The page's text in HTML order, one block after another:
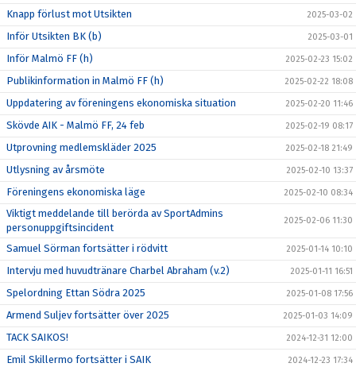
Knapp förlust mot Utsikten 2025-03-02
Inför Utsikten BK (b) 2025-03-01
Inför Malmö FF (h) 2025-02-23 15:02
Publikinformation in Malmö FF (h) 2025-02-22 18:08
Uppdatering av föreningens ekonomiska situation 2025-02-20 11:46
Skövde AIK - Malmö FF, 24 feb 2025-02-19 08:17
Utprovning medlemskläder 2025 2025-02-18 21:49
Utlysning av årsmöte 2025-02-10 13:37
Föreningens ekonomiska läge 2025-02-10 08:34
Viktigt meddelande till berörda av SportAdmins
personuppgiftsincident
2025-02-06 11:30
Samuel Sörman fortsätter i rödvitt 2025-01-14 10:10
Intervju med huvudtränare Charbel Abraham (v.2) 2025-01-11 16:51
Spelordning Ettan Södra 2025 2025-01-08 17:56
Armend Suljev fortsätter över 2025 2025-01-03 14:09
TACK SAIKOS! 2024-12-31 12:00
Emil Skillermo fortsätter i SAIK 2024-12-23 17:34